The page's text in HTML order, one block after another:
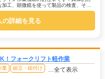
工、顕微鏡を使って製品の検査、そし
の詳細を見る
！フォークリフト軽作業
業 組立・組付け …全て表示